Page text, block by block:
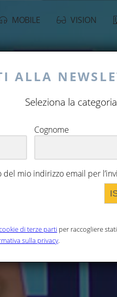
MOBILE VISION
ALLA
Seleziona la
Cognome
del mio indirizzo email per
di terze parti per raccogliere
sulla privacy.